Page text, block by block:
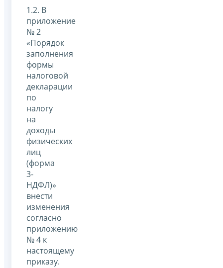
1.2. В
приложение
№ 2
«Порядок
заполнения
формы
налоговой
декларации
по
налогу
на
доходы
физических
лиц
(форма
3-
НДФЛ)»
внести
изменения
согласно
приложению
№ 4 к
настоящему
приказу.